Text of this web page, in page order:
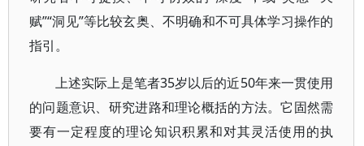
赋”“洞见”等比较玄奥、不明确和不可具体学习操作的
指引。
上述实际上是笔者35岁以后的近50年来一贯使用
的问题意识、研究进路和理论概括的方法。它固然需
要有一定程度的理论知识积累和对其灵活使用的执